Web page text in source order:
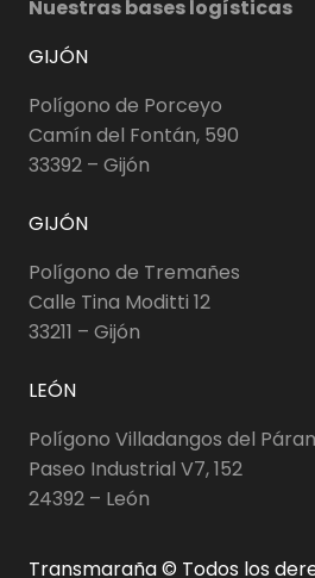
Nuestras bases logísticas
GIJÓN
Polígono de Porceyo
Camín del Fontán, 590
33392 – Gijón
GIJÓN
Polígono de Tremañes
Calle Tina Moditti 12
33211 – Gijón
LEÓN
Polígono Villadangos del
Paseo Industrial V7, 152
24392 – León
Transmaraña © Todos los